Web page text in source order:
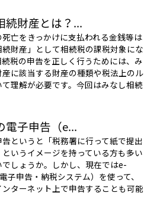
続財産とは？...
亡をきっかけに支払われる金銭等は
続財産」として相続税の課税対象にな
続税の申告を正しく行うためには、み
産に該当する財産の種類や税法上のル
理解が必要です。今回はみなし相続
電子申告（e...
というと「税務署に行って紙で提出
いうイメージを持っている方も多い
でしょうか。しかし、現在ではe-
子申告・納税システム）を使って、
ターネット上で申告することも可能